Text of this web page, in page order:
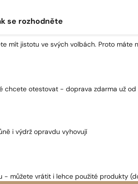
se rozhodněte
mít jistotu ve svých volbách. Proto máte
chcete otestovat - doprava zdarma už
i výdrž opravdu vyhovují
- můžete vrátit i lehce použité produkty